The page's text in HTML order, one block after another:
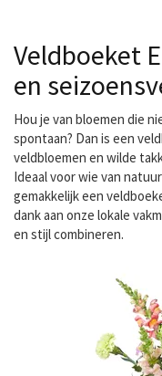
Veldboeket
en
Hou je van bloemen die
spontaan? Dan is een
veldbloemen en wilde
Ideaal voor wie van
gemakkelijk een
dank aan onze lokale
en stijl combineren.